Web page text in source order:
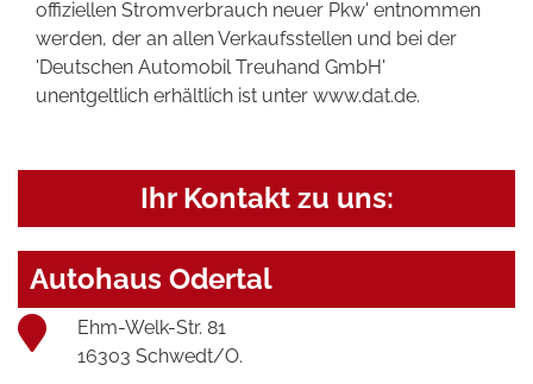
offiziellen Stromverbrauch neuer Pkw' entnommen
werden, der an allen Verkaufsstellen und bei der
'Deutschen Automobil Treuhand GmbH'
unentgeltlich erhältlich ist unter www.dat.de.
Ihr Kontakt zu uns:
Autohaus Odertal
Ehm-Welk-Str. 81
16303 Schwedt/O.